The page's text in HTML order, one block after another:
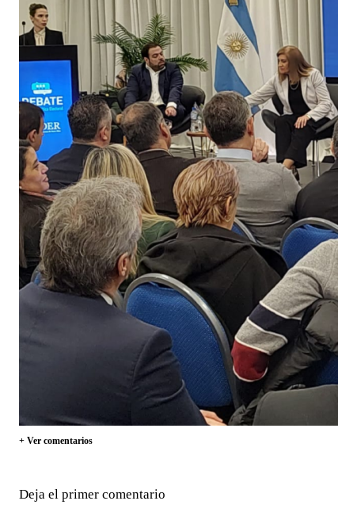
+ Ver comentarios
Deja el primer comentario